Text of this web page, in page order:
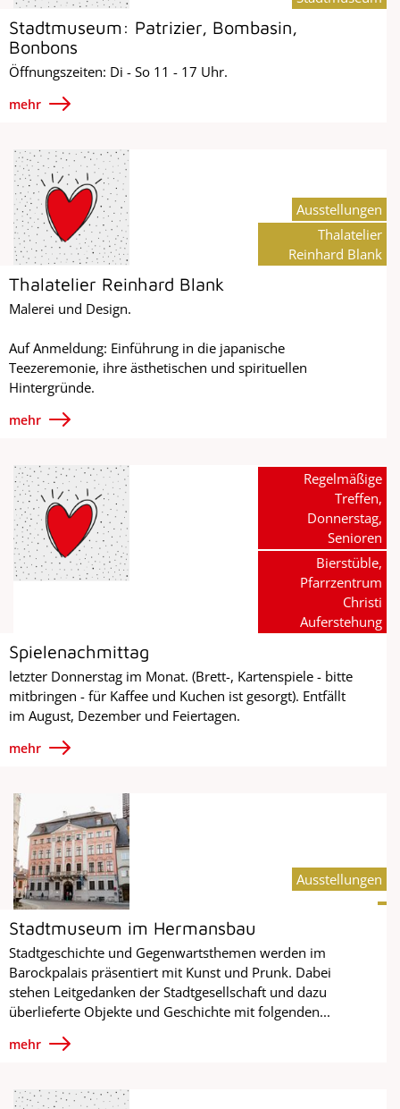
Stadtmuseum: Patrizier, Bombasin,
Bonbons
Öffnungszeiten: Di - So 11 - 17 Uhr.
mehr
Thalatelier Reinhard Blank
Malerei und Design.
Auf Anmeldung: Einführung in die japanische
Teezeremonie, ihre ästhetischen und spirituellen
Hintergründe.
mehr
Ausstellungen
Thalatelier
Reinhard Blank
Spielenachmittag
letzter Donnerstag im Monat. (Brett-, Kartenspiele - bitte
mitbringen - für Kaffee und Kuchen ist gesorgt). Entfällt
im August, Dezember und Feiertagen.
mehr
Regelmäßige
Treffen,
Donnerstag,
Senioren
Bierstüble,
Pfarrzentrum
Christi
Auferstehung
Stadtmuseum im Hermansbau
Stadtgeschichte und Gegenwartsthemen werden im
Barockpalais präsentiert mit Kunst und Prunk. Dabei
stehen Leitgedanken der Stadtgesellschaft und dazu
überlieferte Objekte und Geschichte mit folgenden...
mehr
Ausstellungen